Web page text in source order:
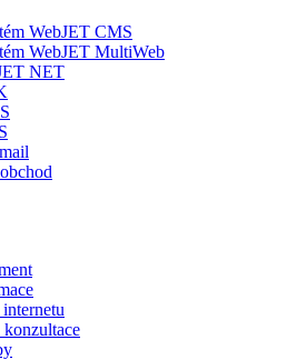
WebJET CMS
WebJET MultiWeb
NET
konzultace